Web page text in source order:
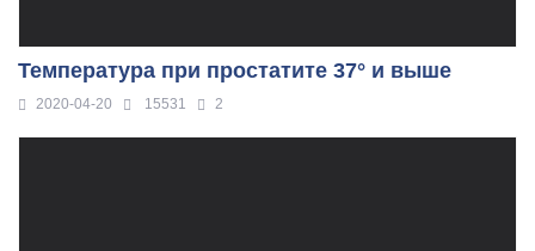
Температура при простатите 37° и выше
2020-04-20 15531 2